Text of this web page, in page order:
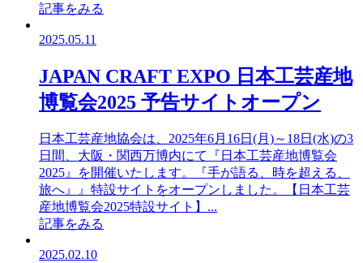
記事をみる
2025.05.11
JAPAN CRAFT EXPO 日本工芸産地
博覧会2025 予告サイトオープン
日本工芸産地協会は、2025年6月16日(月)～18日(水)の3
日間、大阪・関西万博内にて『日本工芸産地博覧会
2025』を開催いたします。『手が語る、時を超える、
旅へ』』特設サイトをオープンしました。【日本工芸
産地博覧会2025特設サイト】...
記事をみる
2025.02.10